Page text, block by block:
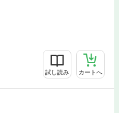
試し読み カートへ